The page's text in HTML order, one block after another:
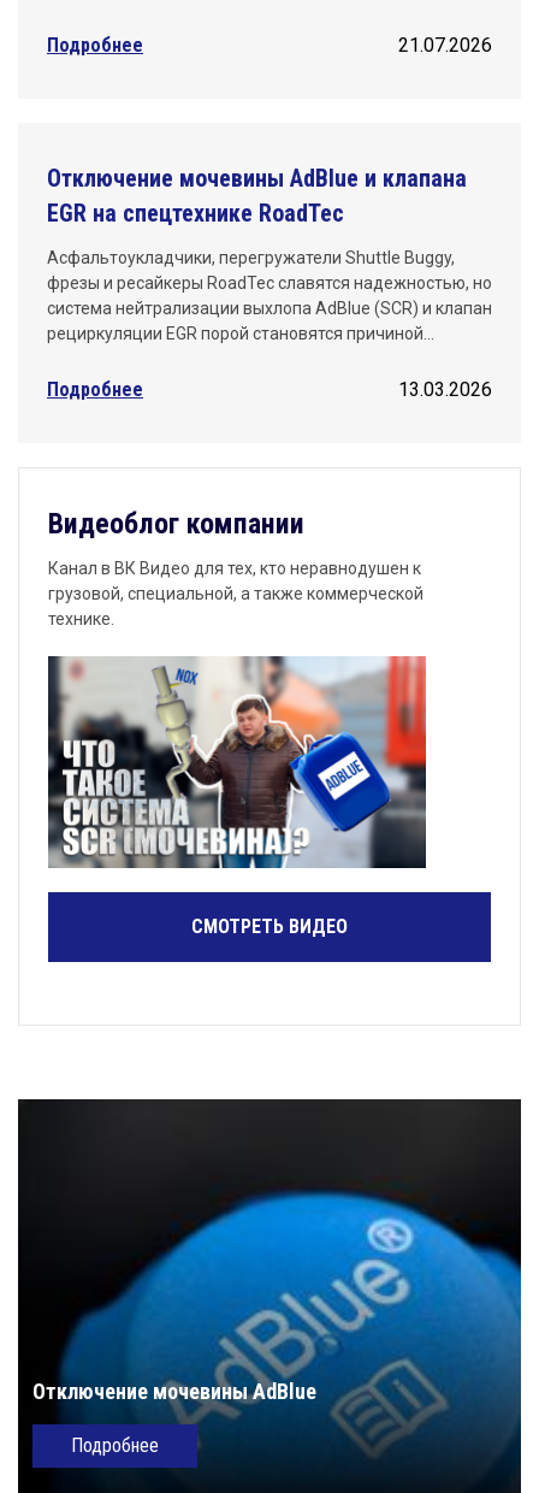
21.07.2026
Подробнее
Отключение мочевины AdBlue и клапана
EGR на спецтехнике RoadTec
Асфальтоукладчики, перегружатели Shuttle Buggy,
фрезы и ресайкеры RoadTec славятся надежностью, но
система нейтрализации выхлопа AdBlue (SCR) и клапан
рециркуляции EGR порой становятся причиной…
13.03.2026
Подробнее
Видеоблог компании
Канал в ВК Видео для тех, кто неравнодушен к
грузовой, специальной, а также коммерческой
технике.
СМОТРЕТЬ ВИДЕО
Отключение мочевины AdBlue
Подробнее